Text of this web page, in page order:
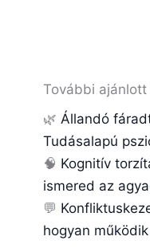
További ajánlott
🌿 Állandó
Tudásalapú
🧠 Kognitív
ismered az
💬
hogyan